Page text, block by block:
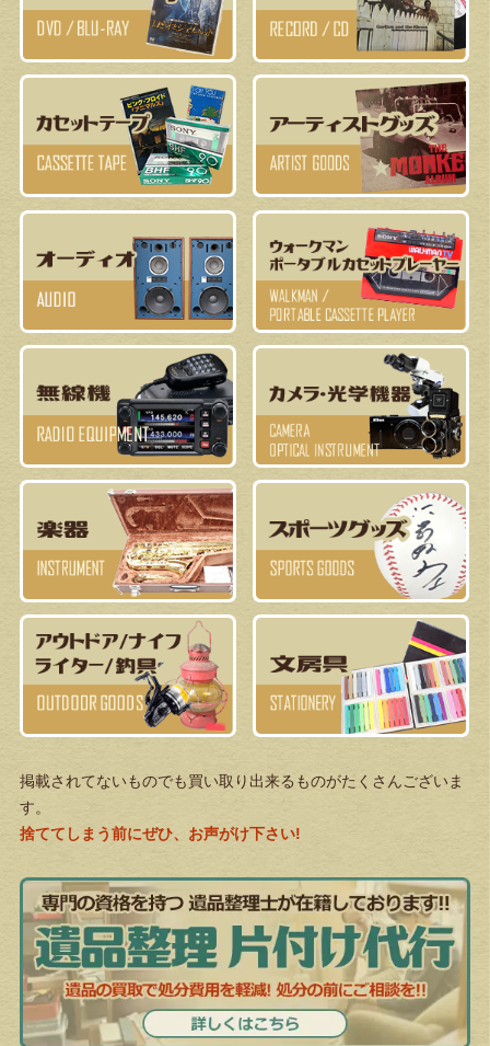
掲載されてないものでも買い取り出来るものがたくさんございま
す。
捨ててしまう前にぜひ、お声がけ下さい!